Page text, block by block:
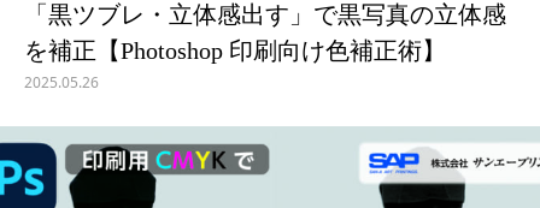
「黒ツブレ・立体感出す」で黒写真の立体感
を補正【Photoshop 印刷向け色補正術】
2025.05.26